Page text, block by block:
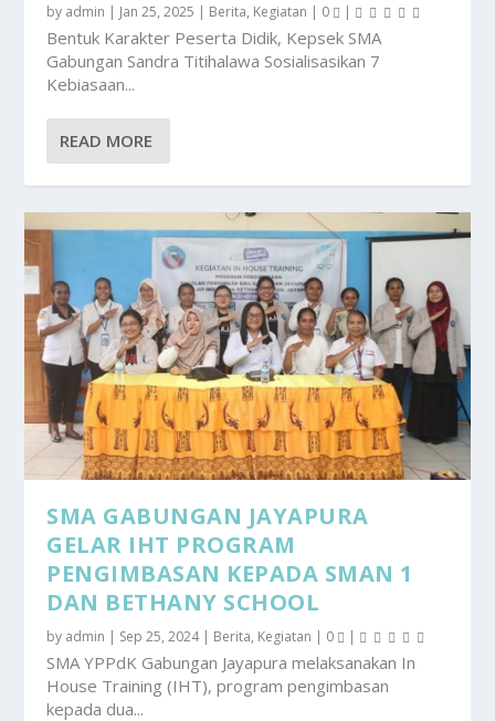
by admin | Jan 25, 2025 | Berita, Kegiatan | 0 |
Bentuk Karakter Peserta Didik, Kepsek SMA
Gabungan Sandra Titihalawa Sosialisasikan 7
Kebiasaan...
READ MORE
SMA GABUNGAN JAYAPURA
GELAR IHT PROGRAM
PENGIMBASAN KEPADA SMAN 1
DAN BETHANY SCHOOL
by admin | Sep 25, 2024| Berita, Kegiatan | 0 |
SMA YPPdK Gabungan Jayapura melaksanakan In
House Training (IHT), program pengimbasan
kepada dua...